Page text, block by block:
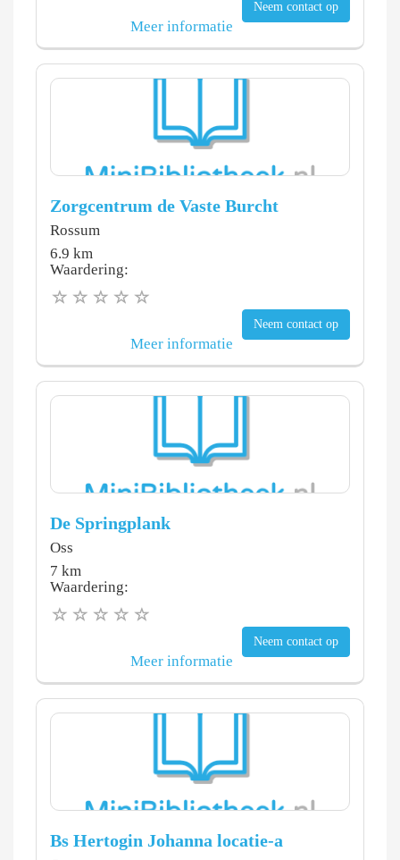
Neem contact op
Meer informatie
Zorgcentrum de Vaste Burcht
Rossum
6.9 km
Waardering:
Neem contact op
Meer informatie
De Springplank
Oss
7 km
Waardering:
Neem contact op
Meer informatie
Bs Hertogin Johanna locatie-a